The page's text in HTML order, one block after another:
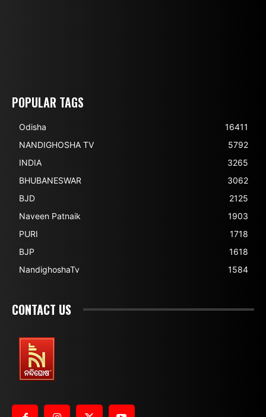
POPULAR TAGS
Odisha
16411
NANDIGHOSHA TV
5792
INDIA
3265
BHUBANESWAR
3062
BJD
2125
Naveen Patnaik
1903
PURI
1718
BJP
1618
NandighoshaTv
1584
CONTACT US